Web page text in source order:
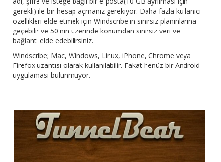
gerekli) ile bir hesap açmanız gerekiyor. Daha fazla kullanıcı
özellikleri elde etmek için Windscribe'ın sınırsız planınlarına
geçebilir ve 50'nin üzerinde konumdan sınırsız veri ve
bağlantı elde edebilirsiniz.
Windscribe; Mac, Windows, Linux, iPhone, Chrome veya
Firefox uzantısı olarak kullanılabilir. Fakat henüz bir Android
uygulaması bulunmuyor.